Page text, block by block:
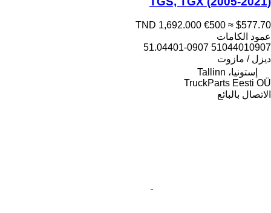
TND 1,692.000 €500 ≈ $577.70
عمود الكامات
51044010907 51.04401-0907
ديزل / مازوت
إستونيا، Tallinn
TruckParts Eesti OÜ
الاتصال بالبائع